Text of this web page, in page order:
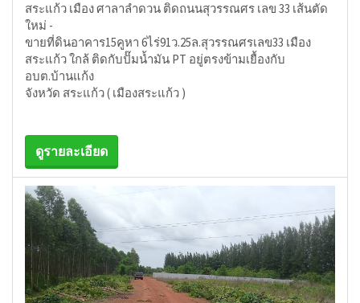
สระแก้ว เมือง ศาลาลำดวน ติดถนนสุวรรณศร เลข 33 เส้นตัด
ใหม่ -
ขายที่ดินอาคาร15คูหา 6ไร่91ว.25ล.สุวรรณศรเลข33 เมือง
สระแก้ว ใกล้ ติดกับปั๊มน้ำมัน PT อยู่ตรงข้ามเยื้องกับ
อบต.บ้านแก้ง
จังหวัด สระแก้ว ( เมืองสระแก้ว )
ดูรายละเอียด